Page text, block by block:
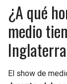
¿A qué
medio
El show de